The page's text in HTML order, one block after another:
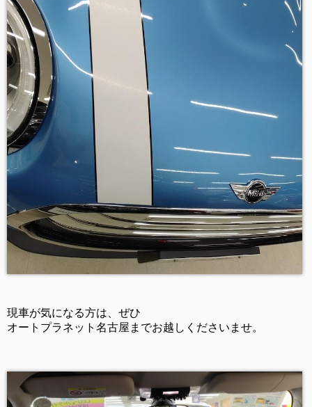
現車が気になる方は、ぜひ
オートプラネット名古屋までお越しくださいませ。